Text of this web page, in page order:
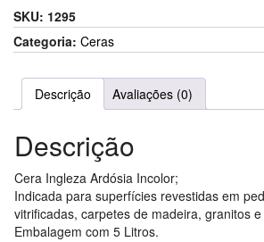
SKU: 1295
Categoria: Ceras
Descrição Avaliações (0)
Descrição
Cera Ingleza Ardósia Incolor;
Indicada para superfícies revestidas em
vitrificadas, carpetes de madeira, granitos
Embalagem com 5 Litros.